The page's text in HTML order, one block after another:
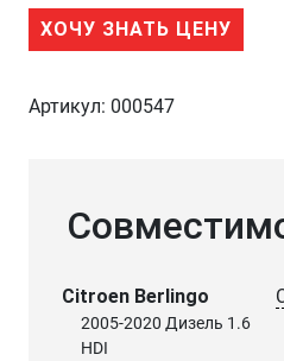
ХОЧУ ЗНАТЬ ЦЕНУ
Артикул: 000547
Citroen Berlingo
2005-2020 Дизель 1.6
HDI